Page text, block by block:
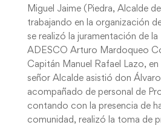
Miguel Jaime (Piedra, Alcalde
trabajando en la organización
se realizó la juramentación de
ADESCO Arturo Mardoqueo
Capitán Manuel Rafael Lazo,
señor Alcalde asistió don
acompañado de personal de
contando con la presencia de
comunidad, realizó la toma de